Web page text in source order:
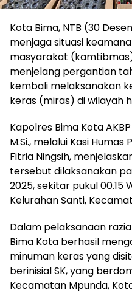
Kota Bima, NTB (30
menjaga situasi
masyarakat
menjelang pergantian
kembali melaksanakan
keras (miras) di wilayah
Kapolres Bima Kota
M.Si., melalui Kasi
Fitria Ningsih,
tersebut dilaksanakan
2025, sekitar pukul 00.15
Kelurahan Santi,
Dalam pelaksanaan
Bima Kota berhasil
minuman keras yang
berinisial SK, yang
Kecamatan Mpunda,